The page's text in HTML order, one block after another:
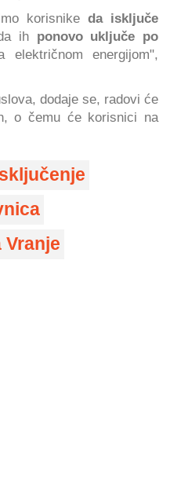
korisnikeda isključe
ih ponovo uključe po
električnom energijom",
dodaje se, radovi će
o čemu će korisnici na